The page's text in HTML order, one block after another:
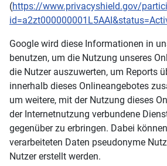
(https://www.privacyshield.gov/
Google wird diese Informationen in
benutzen, um die Nutzung unseres
die Nutzer auszuwerten, um Reports
innerhalb dieses Onlineangebotes
um weitere, mit der Nutzung dieses
der Internetnutzung verbundene
gegenüber zu erbringen. Dabei
verarbeiteten Daten pseudonyme
Nutzer erstellt werden.